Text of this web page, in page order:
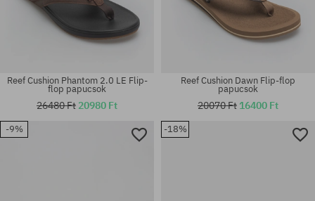
Reef Cushion Phantom 2.0 LE Flip-
flop papucsok
26480 Ft 20980 Ft
Reef Cushion Dawn Flip-flop
papucsok
20070 Ft 16400 Ft
-9% -18%